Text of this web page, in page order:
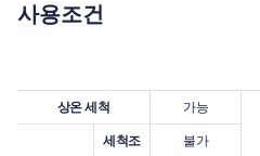
사용조건
상온 세척 가능
세척조 불가